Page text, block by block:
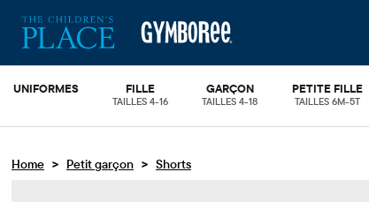
UNIFORMES FILLE
TAILLES 4-16
GARÇON
TAILLES 4-18
PETITE FILLE
TAILLES 6M-5T
Home > Petit garçon > Shorts